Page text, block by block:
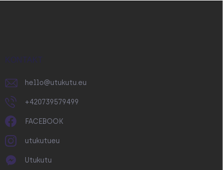
KONTAKT
hello@utukutu.eu
+420739579499
FACEBOOK
utukutueu
Utukutu